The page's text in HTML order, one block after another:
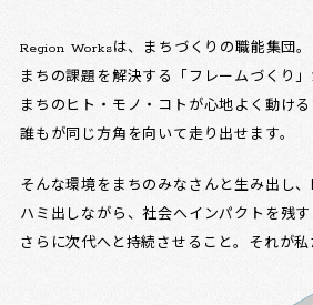
Region Worksは、まちづくりの職能集団。
まちの課題を解決する「フレームづくり」
まちのヒト・モノ・コトが心地よく動ける
誰もが同じ方角を向いて走り出せます。
そんな環境をまちのみなさんと生み出し
ハミ出しながら、社会へインパクトを残す
さらに次代へと持続させること。それが私